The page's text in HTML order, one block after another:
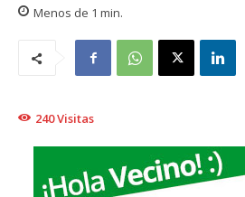
Menos de 1 min.
240Visitas